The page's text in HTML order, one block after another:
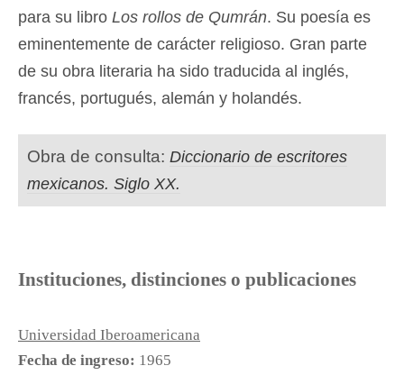
para su libro Los rollos de Qumrán. Su poesía es
eminentemente de carácter religioso. Gran parte
de su obra literaria ha sido traducida al inglés,
francés, portugués, alemán y holandés.
Obra de consulta: Diccionario de escritores
mexicanos. Siglo XX.
Instituciones, distinciones o publicaciones
Universidad Iberoamericana
Fecha de ingreso: 1965